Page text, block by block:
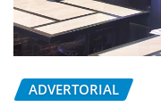
ADVERTORIAL